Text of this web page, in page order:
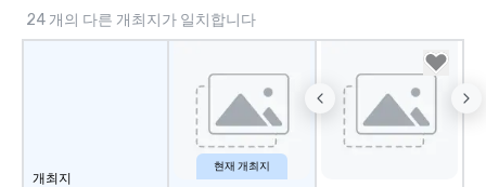
are special, from the
last. It’s an
will reminisce about
leave. Location, Location, Location
One of the best
convenient and
24 개의 다른 개최지가 일치합니다
개최지
현재 개최지